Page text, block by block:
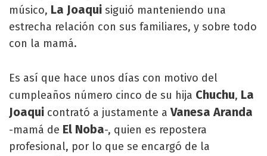
músico, La Joaqui siguió manteniendo una
estrecha relación con sus familiares, y sobre todo
con la mamá.
Es así que hace unos días con motivo del
cumpleaños número cinco de su hija Chuchu, La
Joaqui contrató a justamente aVanesa Aranda
-mamá de El Noba-, quien es repostera
profesional, por lo que se encargó de la